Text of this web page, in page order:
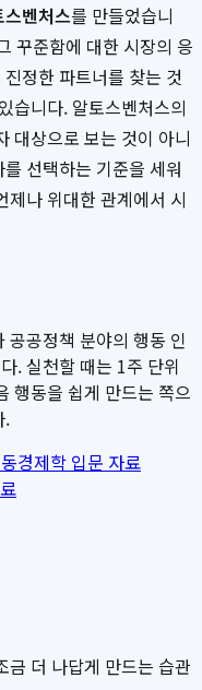
스벤처스를 만들었습니
꾸준함에 대한 시장의 응
정한 파트너를 찾는 것
습니다. 알토스벤처스의
대상으로 보는 것이 아니
선택하는 기준을 세워
제나 위대한 관계에서 시
공공정책 분야의 행동 인
. 실천할 때는 1주 단위
행동을 쉽게 만드는 쪽으
.
경제학 입문 자료
금 더 나답게 만드는 습관